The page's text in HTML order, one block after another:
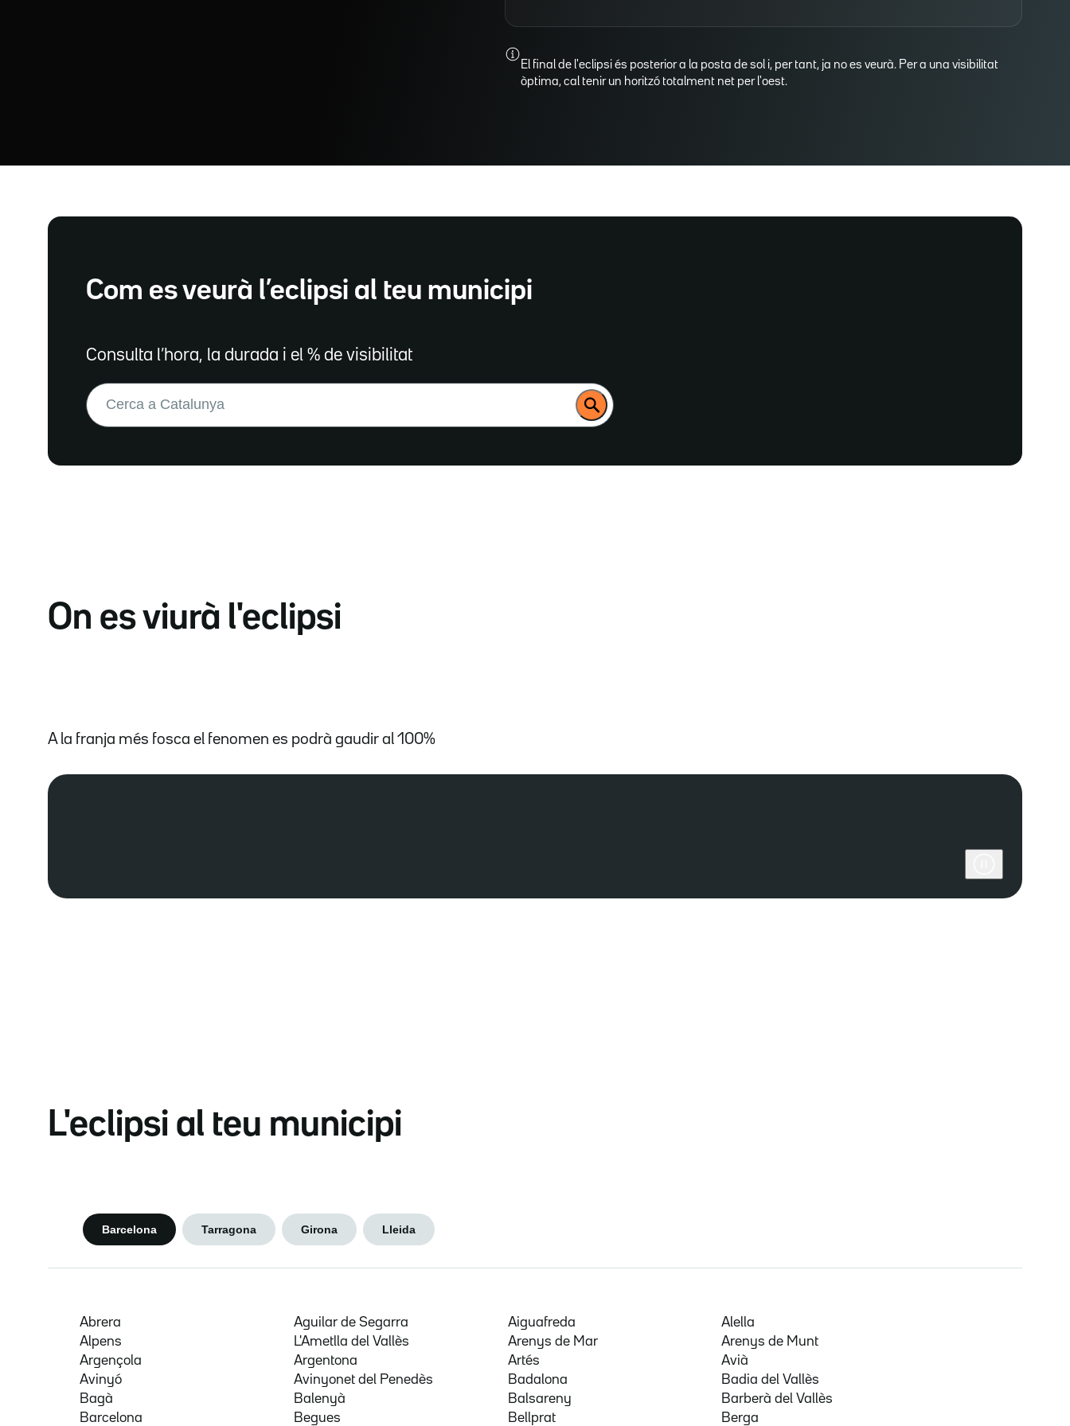
El final de l'eclipsi és posterior a la posta de sol i, per tant, ja no es veurà. Per a una visibilitat
òptima, cal tenir un horitzó totalment net per l'oest.
Com es veurà l’eclipsi al teu municipi
Consulta l’hora, la durada i el % de visibilitat
Buscar:
On es viurà l'eclipsi
A la franja més fosca el fenomen es podrà gaudir al 100%
L'eclipsi al teu municipi
Barcelona Tarragona Girona Lleida
Abrera Aguilar de Segarra Aiguafreda
Alella
Alpens
L'Ametlla del Vallès Arenys de Mar
Arenys de Munt
Argençola
Argentona Artés
Avià
Avinyó
Avinyonet del Penedès Badalona
Badia del Vallès
Bagà
Balenyà Balsareny
Barberà del Vallès
Barcelona
Begues Bellprat Berga